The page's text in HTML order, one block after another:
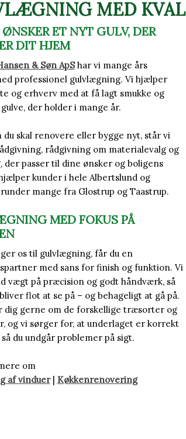
MED
ET NYT GULV, DER
DIT HJEM
& Søn ApShar vi mange års
professionel gulvlægning. Vi hjælper
og erhverv med at få lagt smukke og
der holder i mange år.
du skal renovere eller bygge nyt, står vi
rådgivning om materialevalg og
der passer til dine ønsker og boligens
kunder i hele Albertslund og
mange fra Glostrup og Taastrup.
MED FOKUS PÅ
os til gulvlægning, får du en
med sans for finish og funktion. Vi
vægt på præcision og godt håndværk, så
flot at se på – og behageligt at gå på.
dig gerne om de forskellige træsorter og
og vi sørger for, at underlaget er korrekt
du undgår problemer på sigt.
om
af vinduer| Køkkenrenovering